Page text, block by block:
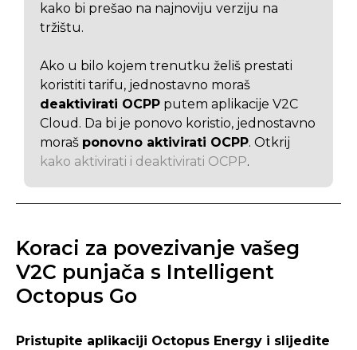
kako bi prešao na najnoviju verziju na
tržištu.
Ako u bilo kojem trenutku želiš prestati
koristiti tarifu, jednostavno moraš
deaktivirati OCPP putem aplikacije V2C
Cloud. Da bi je ponovo koristio, jednostavno
moraš ponovno aktivirati OCPP. Otkrij
kako aktivirati i deaktivirati OCPP.
Koraci za povezivanje vašeg
V2C punjača s Intelligent
Octopus Go
Pristupite aplikaciji Octopus Energy i slijedite